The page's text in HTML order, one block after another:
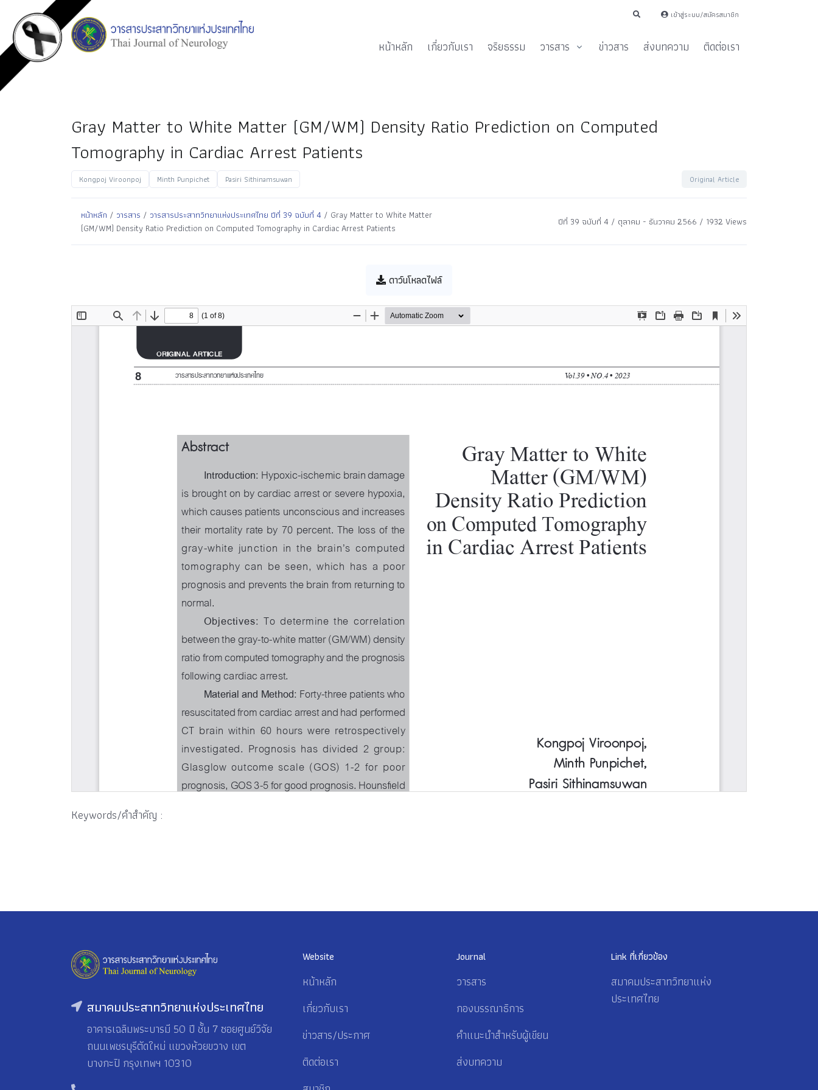
เข้าสู่ระบบ/สมัครสมาชิก
หน้าหลัก เกี่ยวกับเรา จริยธรรม วารสาร ข่าวสาร ส่งบทความ ติดต่อเรา
Gray Matter to White Matter (GM/WM) Density Ratio Prediction on Computed
Tomography in Cardiac Arrest Patients
Kongpoj Viroonpoj Minth Punpichet Pasiri Sithinamsuwan Original Article
หน้าหลัก / วารสาร / วารสารประสาทวิทยาแห่งประเทศไทย ปีที่ 39 ฉบับที่ 4 / Gray Matter to White Matter
(GM/WM) Density Ratio Prediction on Computed Tomography in Cardiac Arrest Patients
ปีที่ 39 ฉบับที่ 4 / ตุลาคม - ธันวาคม 2566 / 1932 Views
ดาว์นโหลดไฟล์
Keywords/คำสำคัญ :
สมาคมประสาทวิทยาแห่งประเทศไทย
อาคารเฉลิมพระบารมี 50 ปี ชั้น 7 ซอยศูนย์วิจัย
ถนนเพชรบุรีตัดใหม่ แขวงห้วยขวาง เขต
บางกะปิ กรุงเทพฯ 10310
Website
หน้าหลัก
เกี่ยวกับเรา
ข่าวสาร/ประกาศ
ติดต่อเรา
Journal
วารสาร
กองบรรณาธิการ
คำแนะนำสำหรับผู้เขียน
ส่งบทความ
Link ที่เกี่ยวข้อง
สมาคมประสาทวิทยาแห่ง
ประเทศไทย